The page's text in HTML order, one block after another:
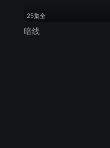
25集全
暗线